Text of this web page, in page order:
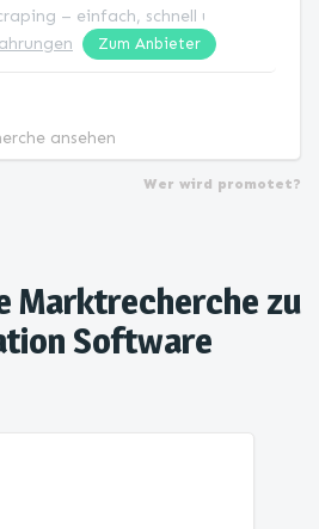
– einfach, schnell und für jeden.
Zum Anbieter
ansehen
Wer wird promotet?
Marktrecherche zu
Software